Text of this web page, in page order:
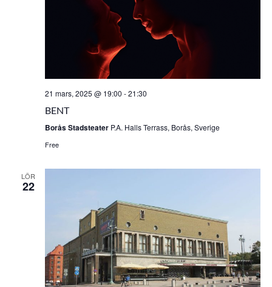
21 mars, 2025 @ 19:00 -21:30
BENT
Borås Stadsteater P.A. Halls Terrass, Borås, Sverige
Free
LÖR
22